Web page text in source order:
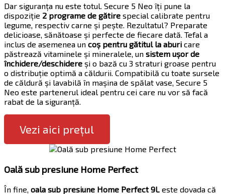
Dar siguranța nu este totul. Secure 5 Neo îți pune la
dispoziție 2 programe de gătire special calibrate pentru
legume, respectiv carne și pește. Rezultatul? Preparate
delicioase, sănătoase și perfecte de fiecare dată. Tefal a
inclus de asemenea un coș pentru gătitul la aburi care
păstrează vitaminele și mineralele, un sistem ușor de
închidere/deschidere și o bază cu 3 straturi groase pentru
o distribuție optimă a căldurii. Compatibilă cu toate sursele
de căldură și lavabilă în mașina de spălat vase, Secure 5
Neo este partenerul ideal pentru cei care nu vor să facă
rabat de la siguranță.
Vezi aici prețul
Oală sub presiune Home Perfect
În fine, oala sub presiune Home Perfect 9L este dovada că